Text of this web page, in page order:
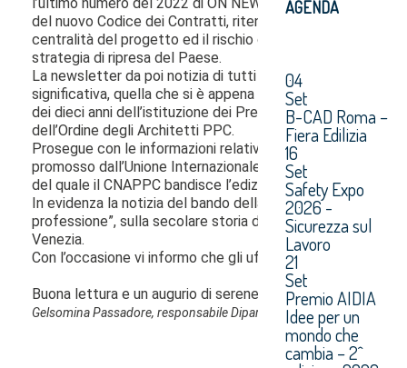
AGENDA
04
Set
B-CAD Roma –
Fiera Edilizia
16
Set
Safety Expo
2026 -
Sicurezza sul
Lavoro
21
Set
Premio AIDIA
Idee per un
mondo che
cambia – 2^